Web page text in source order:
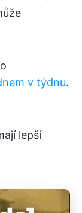
v týdnu.
lepší